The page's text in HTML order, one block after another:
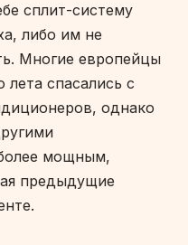
сплит-систему
либо им не
Многие европейцы
лета спасались с
однако
мощным,
предыдущие